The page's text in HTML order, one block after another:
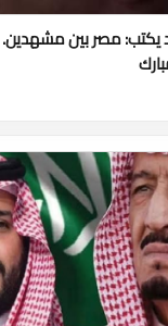
يكتب: مصر بين